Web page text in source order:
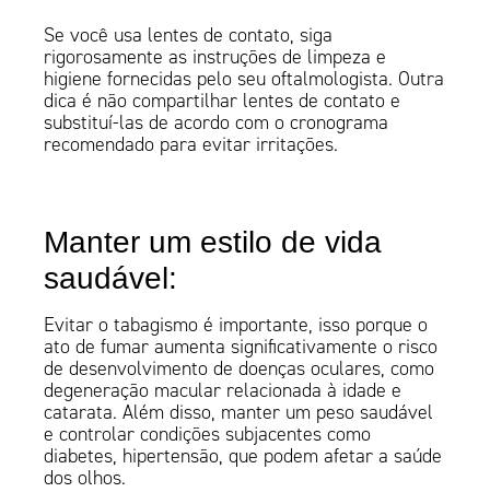
Se você usa lentes de contato, siga
rigorosamente as instruções de limpeza e
higiene fornecidas pelo seu oftalmologista. Outra
dica é não compartilhar lentes de contato e
substituí-las de acordo com o cronograma
recomendado para evitar irritações.
Manter um estilo de vida
saudável:
Evitar o tabagismo é importante, isso porque o
ato de fumar aumenta significativamente o risco
de desenvolvimento de doenças oculares, como
degeneração macular relacionada à idade e
catarata. Além disso, manter um peso saudável
e controlar condições subjacentes como
diabetes, hipertensão, que podem afetar a saúde
dos olhos.